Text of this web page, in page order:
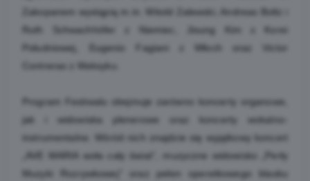
Zakopanem wystąpią m.in. Witold Zalewski, Andreas Boltz i
Ruth Schwachhöfer z Niemiec, Jisung Kim z Korei
Południowej, Eugenio Fagiani z Włoch oraz Victor
Contreras z Meksyku.
Program Festiwalu obejmuje zarówno koncerty organowe,
jak i widowiska plenerowe oraz koncerty wokalno-
instrumentalne. Wśród nich znajdzie się wyjątkowy koncert
„AVE MARIA woła cały świat”, muzyczne widowisko „Perły
Muzyki Rozrywkowej” oraz pełen operetkowego blasku